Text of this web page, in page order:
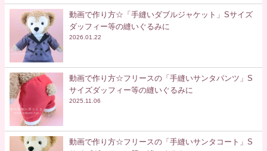
動画で作り方☆「手縫いダブルジャケット」Sサイズ
ダッフィー等の縫いぐるみに
2026.01.22
動画で作り方☆フリースの「手縫いサンタパンツ」S
サイズダッフィー等の縫いぐるみに
2025.11.06
動画で作り方☆フリースの「手縫いサンタコート」S